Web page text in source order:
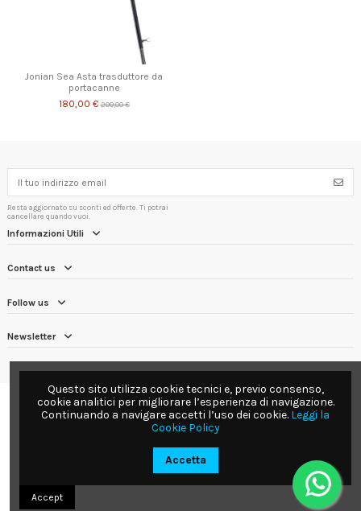
Jonian Sea Asta trasduttore da
portacanne
180,00 €200,00 €
Resta aggiornato su sconti ed offerte. Ti potrai
cancellare quando vuoi.
Informazioni Utili
Contact us
Follow us
Newsletter
Questo sito utilizza cookie tecnici e, previo consenso,
cookie analitici per migliorare l’esperienza di navigazione.
Continuando a navigare accetti l’uso dei cookie. Leggi la
Cookie Policy
Accetta
Accept